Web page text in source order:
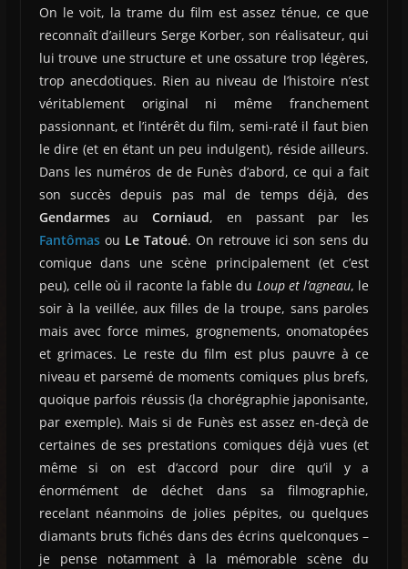
On le voit, la trame du film est assez ténue, ce que
reconnaît d’ailleurs Serge Korber, son réalisateur, qui
lui trouve une structure et une ossature trop légères,
trop anecdotiques. Rien au niveau de l’histoire n’est
véritablement original ni même franchement
passionnant, et l’intérêt du film, semi-raté il faut bien
le dire (et en étant un peu indulgent), réside ailleurs.
Dans les numéros de de Funès d’abord, ce qui a fait
son succès depuis pas mal de temps déjà, des
GendarmesauCorniaud, en passant par les
Fantômasou Le Tatoué. On retrouve ici son sens du
comique dans une scène principalement (et c’est
peu), celle où il raconte la fable du Loup et l’agneau, le
soir à la veillée, aux filles de la troupe, sans paroles
mais avec force mimes, grognements, onomatopées
et grimaces. Le reste du film est plus pauvre à ce
niveau et parsemé de moments comiques plus brefs,
quoique parfois réussis (la chorégraphie japonisante,
par exemple). Mais si de Funès est assez en-deçà de
certaines de ses prestations comiques déjà vues (et
même si on est d’accord pour dire qu’il y a
énormément de déchet dans sa filmographie,
recelant néanmoins de jolies pépites, ou quelques
diamants bruts fichés dans des écrins quelconques –
je pense notamment à la mémorable scène du